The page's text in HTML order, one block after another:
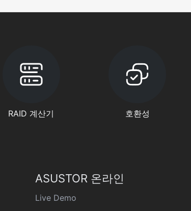
RAID 계산기 호환성
ASUSTOR 온라인
Live Demo